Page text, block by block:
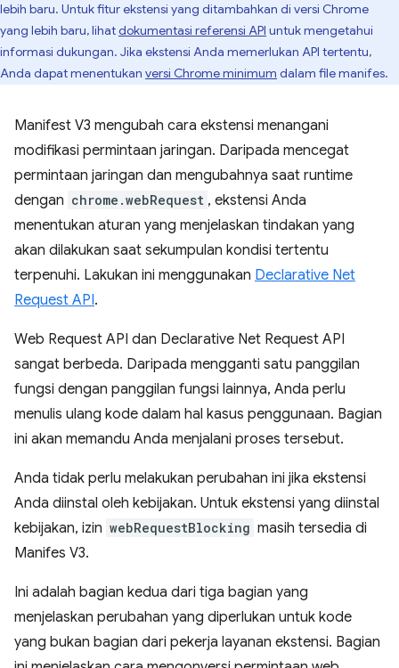
lebih baru. Untuk fitur ekstensi yang ditambahkan di versi Chrome
yang lebih baru, lihatdokumentasi referensi API untuk mengetahui
informasi dukungan. Jika ekstensi Anda memerlukan API tertentu,
Anda dapat menentukan versi Chrome minimum dalam file manifes.
Manifest V3 mengubah cara ekstensi menangani
modifikasi permintaan jaringan. Daripada mencegat
permintaan jaringan dan mengubahnya saat runtime
dengan chrome.webRequest , ekstensi Anda
menentukan aturan yang menjelaskan tindakan yang
akan dilakukan saat sekumpulan kondisi tertentu
terpenuhi. Lakukan ini menggunakan Declarative Net
Request API.
Web Request API dan Declarative Net Request API
sangat berbeda. Daripada mengganti satu panggilan
fungsi dengan panggilan fungsi lainnya, Anda perlu
menulis ulang kode dalam hal kasus penggunaan. Bagian
ini akan memandu Anda menjalani proses tersebut.
Anda tidak perlu melakukan perubahan ini jika ekstensi
Anda diinstal oleh kebijakan. Untuk ekstensi yang diinstal
kebijakan, izin webRequestBlocking masih tersedia di
Manifes V3.
Ini adalah bagian kedua dari tiga bagian yang
menjelaskan perubahan yang diperlukan untuk kode
yang bukan bagian dari pekerja layanan ekstensi. Bagian